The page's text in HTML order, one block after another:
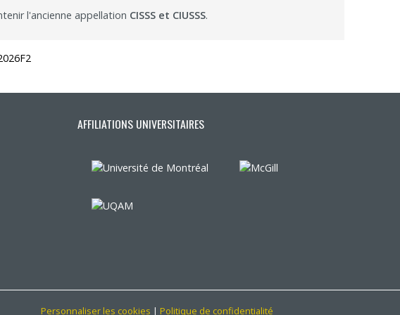
l'ancienne appellation CISSS et CIUSSS.
AFFILIATIONS UNIVERSITAIRES
Personnaliser les cookies | Politique de confidentialité